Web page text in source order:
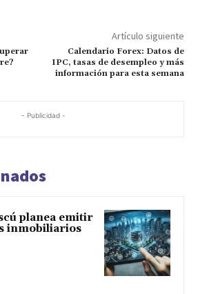
Artículo siguiente
Calendario Forex: Datos de
IPC, tasas de desempleo y más
información para esta semana
- Publicidad -
planea emitir
inmobiliarios